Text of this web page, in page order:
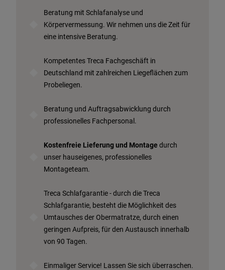
Beratung mit Schlafanalyse und
Körpervermessung. Wir nehmen uns die Zeit für
eine intensive Beratung.
Kompetentes Treca Fachgeschäft in
Deutschland mit zahlreichen Liegeflächen zum
Probeliegen.
Beratung und Auftragsabwicklung durch
professionelles Fachpersonal.
Kostenfreie Lieferung und Montage durch
unser hauseigenes, professionelles
Montageteam.
Treca Schlafgarantie - durch die Treca
Schlafgarantie, besteht die Möglichkeit des
Umtausches der Obermatratze, durch einen
geringen Aufpreis, für den Austausch innerhalb
von 90 Tagen.
Einmaliger Service! Lassen Sie sich überraschen.